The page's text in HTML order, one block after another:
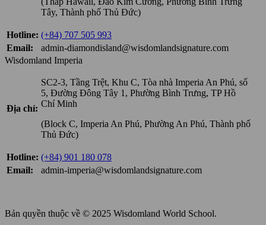
Tây, Thành phố Thủ Đức)
Hotline: (+84) 707 505 993
Email:
admin-diamondisland@wisdomlandsignature.com
Wisdomland Imperia
Địa chỉ:
SC2-3, Tầng Trệt, Khu C, Tòa nhà Imperia An Phú, số
5, Đường Đông Tây 1, Phường Bình Trưng, TP Hồ
Chí Minh
(Block C, Imperia An Phú, Phường An Phú, Thành phố
Thủ Đức)
Hotline: (+84) 901 180 078
Email:
admin-imperia@wisdomlandsignature.com
Bản quyền thuộc về © 2025 Wisdomland World School.